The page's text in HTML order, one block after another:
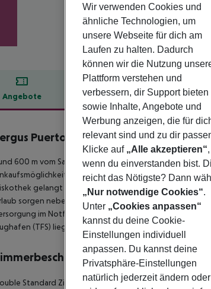
Angebote Hotelbeschreibung
Puerto De La Cruz
4
600 m vom Sandstrand entfernt gelegenes Hotel.
liegen ca. 500 m vom Hotel. Die
gelangt man nach rund 500 m. Folgende
sorgen neben einem Mietwagen-Verleih auch ein
im Notfall befindet sich ein Krankenhaus in
(TFS) liegt in etwa 92 km Entfernung.
Standard Zimmer:Mit Doppelbett, Twinbett oder
Wir verwenden Cookies und
ähnliche Technologien, um
unsere Webseite für dich am
Laufen zu halten. Dadurch
können wir die Nutzung
Plattform verstehen und
verbessern, dir Support bieten
sowie Inhalte, Angebote und
Werbung anzeigen, die für
relevant sind und zu dir
Klicke auf „Alle akzeptieren“,
wenn du einverstanden bist.
reicht das Nötigste? Dann
„Nur notwendige Cookies“.
Unter „Cookies anpassen“
kannst du deine Cookie-
Einstellungen individuell
anpassen. Du kannst deine
Privatsphäre-Einstellungen
natürlich jederzeit ändern oder